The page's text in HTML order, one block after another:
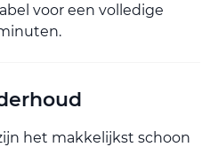
voor een volledige
het makkelijkst schoon